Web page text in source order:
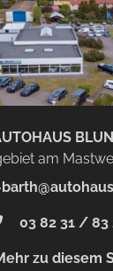
Zustimmen
und
aktivieren
am
03 82 31 / 83
zu diesem